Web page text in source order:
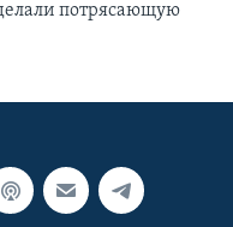
потрясающую